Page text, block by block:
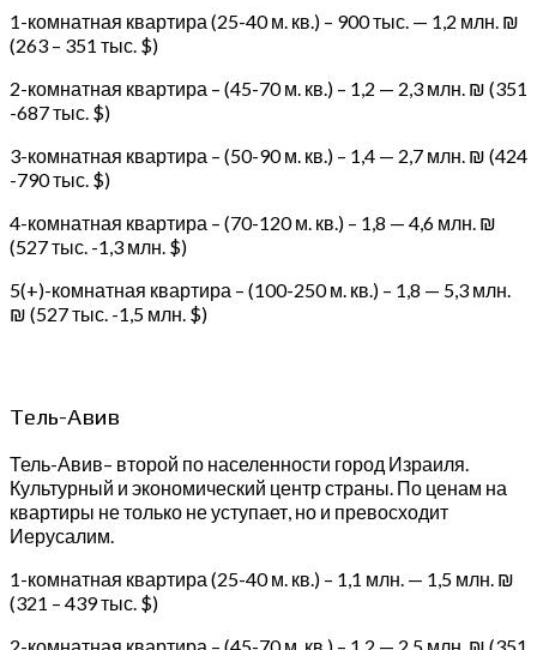
1-комнатная квартира (25-40 м. кв.) – 900 тыс. — 1,2 млн. ₪
(263 – 351 тыс. $)
2-комнатная квартира – (45-70 м. кв.) – 1,2 — 2,3 млн. ₪ (351
-687 тыс. $)
3-комнатная квартира – (50-90 м. кв.) – 1,4 — 2,7 млн. ₪ (424
-790 тыс. $)
4-комнатная квартира – (70-120 м. кв.) – 1,8 — 4,6 млн. ₪
(527 тыс. -1,3 млн. $)
5(+)-комнатная квартира – (100-250 м. кв.) – 1,8 — 5,3 млн.
₪ (527 тыс. -1,5 млн. $)
Тель-Авив
Тель-Авив– второй по населенности город Израиля.
Культурный и экономический центр страны. По ценам на
квартиры не только не уступает, но и превосходит
Иерусалим.
1-комнатная квартира (25-40 м. кв.) – 1,1 млн. — 1,5 млн. ₪
(321 – 439 тыс. $)